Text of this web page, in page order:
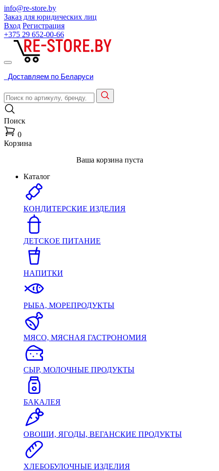
info@re-store.by
Заказ для юридических лиц
Вход Регистрация
+375 29 652-00-66
Доставляем по Беларуси
Поиск
0
Корзина
Ваша корзина пуста
Каталог
КОНДИТЕРСКИЕ ИЗДЕЛИЯ
ДЕТСКОЕ ПИТАНИЕ
НАПИТКИ
РЫБА, МОРЕПРОДУКТЫ
МЯСО, МЯСНАЯ ГАСТРОНОМИЯ
СЫР, МОЛОЧНЫЕ ПРОДУКТЫ
БАКАЛЕЯ
ОВОЩИ, ЯГОДЫ, ВЕГАНСКИЕ ПРОДУКТЫ
ХЛЕБОБУЛОЧНЫЕ ИЗДЕЛИЯ